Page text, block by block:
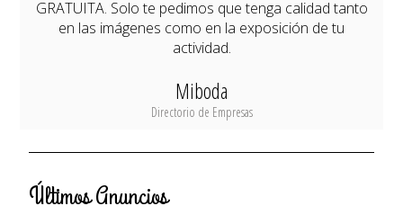
GRATUITA. Solo te pedimos que tenga calidad tanto
en las imágenes como en la exposición de tu
actividad.
Miboda
Directorio de Empresas
Últimos Anuncios